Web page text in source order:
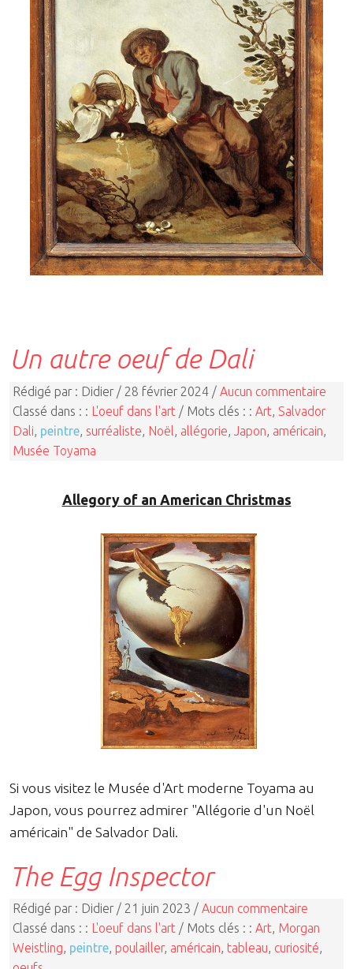
Un autre oeuf de Dali
Rédigé par : Didier / 28 février 2024 / Aucun commentaire
Classé dans : : L'oeuf dans l'art / Mots clés : : Art, Salvador
Dali, peintre, surréaliste, Noël, allégorie, Japon, américain,
Musée Toyama
Allegory of an American Christmas
Si vous visitez le Musée d'Art moderne Toyama au
Japon, vous pourrez admirer "Allégorie d'un Noël
américain" de Salvador Dali.
The Egg Inspector
Rédigé par : Didier / 21 juin 2023 / Aucun commentaire
Classé dans : : L'oeuf dans l'art / Mots clés : : Art, Morgan
Weistling, peintre, poulailler, américain, tableau, curiosité,